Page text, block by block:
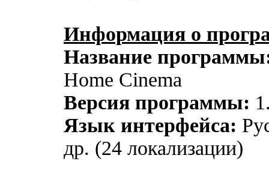
Информация о
Название
Home Cinema
Версия программы:
Язык интерфейса:
др. (24 локализации)